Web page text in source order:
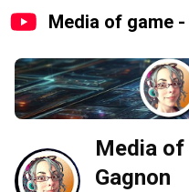
Media of game
Media of
Gagnon